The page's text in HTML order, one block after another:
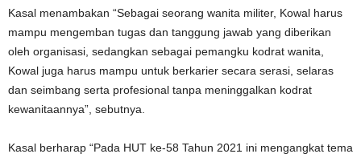
Kasal menambakan “Sebagai seorang wanita militer, Kowal harus
mampu mengemban tugas dan tanggung jawab yang diberikan
oleh organisasi, sedangkan sebagai pemangku kodrat wanita,
Kowal juga harus mampu untuk berkarier secara serasi, selaras
dan seimbang serta profesional tanpa meninggalkan kodrat
kewanitaannya”, sebutnya.
Kasal berharap “Pada HUT ke-58 Tahun 2021 ini mengangkat tema